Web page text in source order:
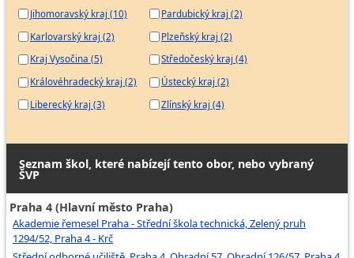
Jihomoravský kraj (10)
Karlovarský kraj (2)
Kraj Vysočina (5)
Královéhradecký kraj (2)
Liberecký kraj (3)
Pardubický kraj (2)
Plzeňský kraj (2)
Středočeský kraj (4)
Ústecký kraj (2)
Zlínský kraj (4)
Seznam škol, které nabízejí tento obor, nebo vybraný
ŠVP
Praha 4 (Hlavní město Praha)
Akademie řemesel Praha - Střední škola technická, Zelený pruh
1294/52, Praha 4 - Krč